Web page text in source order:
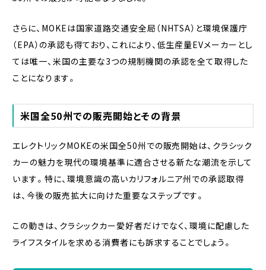
さらに、MOKEは国家道路交通安全局（NHTSA）と環境保護庁
（EPA）の承認も得ており、これにより、低生産量EVメーカーとし
ては唯一、米国の主要な3つの規制機関の承認を全て取得した
ことになります。
米国全50州での販売開始とその背景
エレクトリックMOKEの米国全50州での販売開始は、クラシック
カーの魅力を現代の環境基準に適合させる新たな潮流を示して
います。特に、環境意識の高いカリフォルニア州での承認取得
は、今後の販売拡大に向けた重要なステップです。
この動きは、クラシックカー愛好者だけでなく、環境に配慮した
ライフスタイルを求める消費者にも訴求することでしょう。